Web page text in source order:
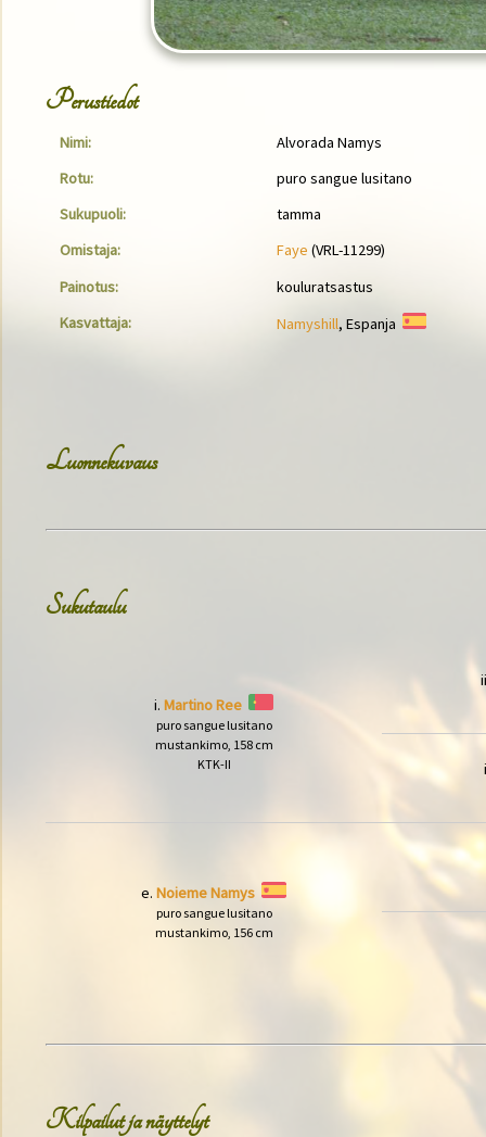
Perustiedot
Nimi:
Alvorada Namys
Rotu:
puro sangue lusitano
Sukupuoli:
tamma
Omistaja:
Faye (VRL-11299)
Painotus:
kouluratsastus
Kasvattaja:
Namyshill, Espanja
Luonnekuvaus
Sukutaulu
i.Martino Ree
puro sangue lusitano
mustankimo, 158 cm
KTK-II
e.Noieme Namys
puro sangue lusitano
mustankimo, 156 cm
Kilpailut ja näyttelyt